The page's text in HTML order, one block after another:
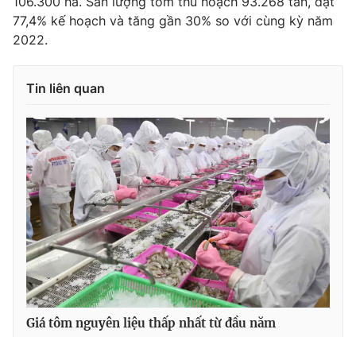
Photo Infographic
VTV Money
VTV Sức khoẻ Bất động sản
Thị trường 24h Tấm lòng Việt
VTV4 Vươn mình bằng AI
VTV9 VTV8
Liên hệ tòa soạn English
77,4% kế hoạch và tăng gần 30% so với cùng kỳ năm
2022.
Tin liên quan
Giá tôm nguyên liệu thấp nhất từ đầu năm